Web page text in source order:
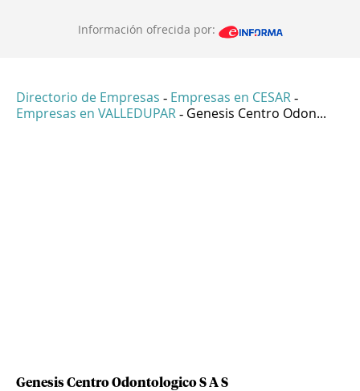
Información ofrecida por:
Directorio de Empresas - Empresas en CESAR -
Empresas en VALLEDUPAR - Genesis Centro Odon...
Genesis Centro Odontologico S A S